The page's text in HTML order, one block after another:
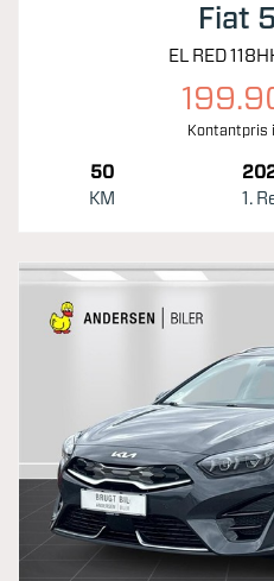
Fiat
EL RED
Kontantpris
50
KM
1.